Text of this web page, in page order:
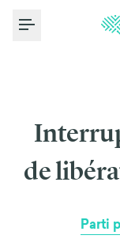
Toggle Menu
de
Parti